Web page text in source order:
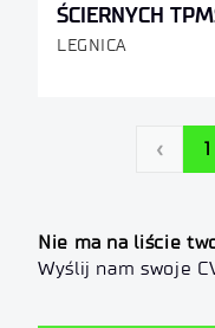
ŚCIERNYCH
LEGNICA
‹ 1
Nie ma na liście
Wyślij nam swoje